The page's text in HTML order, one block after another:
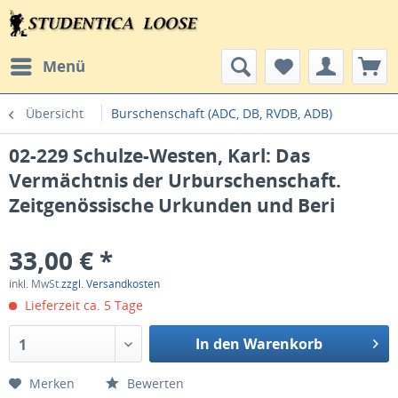
Menü
Übersicht Burschenschaft (ADC, DB, RVDB, ADB)
02-229 Schulze-Westen, Karl: Das
Vermächtnis der Urburschenschaft.
Zeitgenössische Urkunden und Beri
33,00 € *
inkl. MwSt.zzgl. Versandkosten
Lieferzeit ca. 5 Tage
1 In den Warenkorb
Merken Bewerten